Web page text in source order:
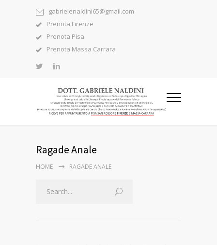
gabrielenaldini65@gmail.com
Prenota Firenze
Prenota Pisa
Prenota Massa Carrara
Ragade Anale
HOME RAGADE ANALE